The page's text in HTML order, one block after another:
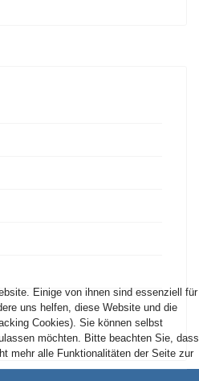
Einige von ihnen sind essenziell für
uns helfen, diese Website und die
Cookies). Sie können selbst
möchten. Bitte beachten Sie, dass
mehr alle Funktionalitäten der Seite zur